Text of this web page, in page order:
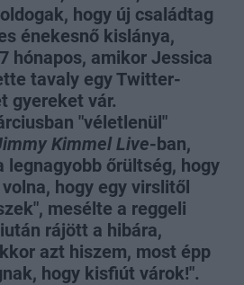
hogy új családtag
énekesnő kislánya,
hónapos, amikor Jessica
tavaly egy Twitter-
gyereket vár.
"véletlenül"
Kimmel Live-ban,
legnagyobb őrültség, hogy
hogy egy virslitől
mesélte a reggeli
rájött a hibára,
azt hiszem, most épp
hogy kisfiút várok!".